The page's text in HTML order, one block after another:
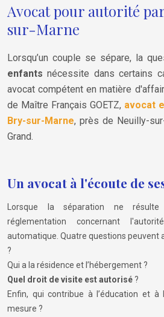
Avocat pour autorité
sur-Marne
Lorsqu’un couple se sépare, la
enfants nécessite dans certains
avocat compétent en matière
de Maître Français GOETZ, avocat
Bry-sur-Marne, près de Neuilly-
Grand.
Un avocat à l'écoute de
Lorsque la séparation ne
réglementation concernant
automatique. Quatre questions peuvent
?
Qui a la résidence et l’hébergement ?
Quel droit de visite est autorisé ?
Enfin, qui contribue à l’éducation et à
mesure ?